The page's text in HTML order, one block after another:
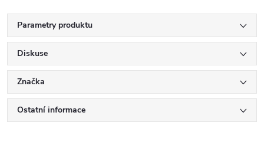
Parametry produktu
Diskuse
Značka
Ostatní informace